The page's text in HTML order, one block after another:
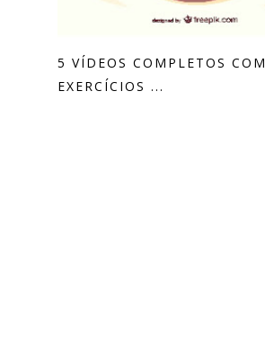
5 VÍDEOS COMPLETOS COM
EXERCÍCIOS ...